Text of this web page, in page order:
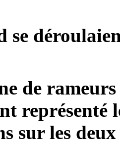
se
de rameurs
représenté
sur les